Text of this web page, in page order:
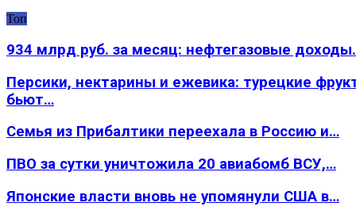
Топ
934 млрд руб. за месяц: нефтегазовые
Персики, нектарины и ежевика: турецкие
бьют…
Семья из Прибалтики переехала в Россию и…
ПВО за сутки уничтожила 20 авиабомб ВСУ,…
Японские власти вновь не упомянули США в…